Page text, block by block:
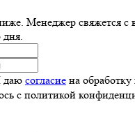
Менеджер свяжется с
дня.
даю согласие на
с политикой